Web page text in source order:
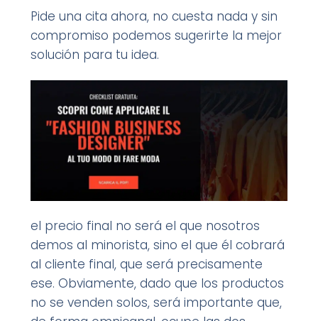
Pide una cita ahora, no cuesta nada y sin
compromiso podemos sugerirte la mejor
solución para tu idea.
el precio final no será el que nosotros
demos al minorista, sino el que él cobrará
al cliente final, que será precisamente
ese. Obviamente, dado que los productos
no se venden solos, será importante que,